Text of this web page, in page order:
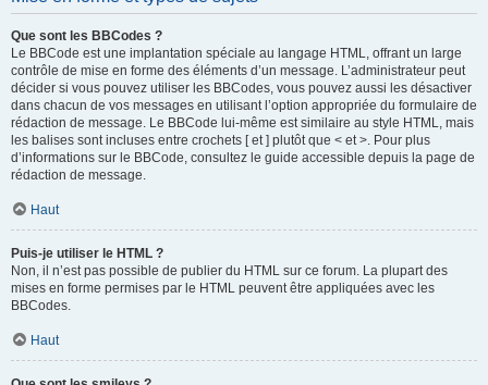
Que sont les BBCodes ?
Le BBCode est une implantation spéciale au langage HTML, offrant un large
contrôle de mise en forme des éléments d’un message. L’administrateur peut
décider si vous pouvez utiliser les BBCodes, vous pouvez aussi les désactiver
dans chacun de vos messages en utilisant l’option appropriée du formulaire de
rédaction de message. Le BBCode lui-même est similaire au style HTML, mais
les balises sont incluses entre crochets [ et ] plutôt que < et >. Pour plus
d’informations sur le BBCode, consultez le guide accessible depuis la page de
rédaction de message.
Haut
Puis-je utiliser le HTML ?
Non, il n’est pas possible de publier du HTML sur ce forum. La plupart des
mises en forme permises par le HTML peuvent être appliquées avec les
BBCodes.
Haut